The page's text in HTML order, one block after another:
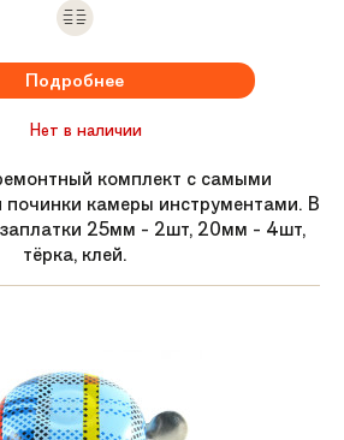
Подробнее
Нет в наличии
комплект с самыми
камеры инструментами. В
заплатки 25мм - 2шт, 20мм - 4шт,
тёрка, клей.